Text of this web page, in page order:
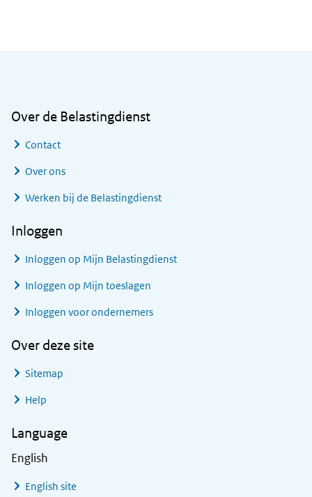
Over de Belastingdienst
Contact
Over ons
Werken bij de Belastingdienst
Inloggen
Inloggen op Mijn Belastingdienst
Inloggen op Mijn toeslagen
Inloggen voor ondernemers
Over deze site
Sitemap
Help
Language
English
English site